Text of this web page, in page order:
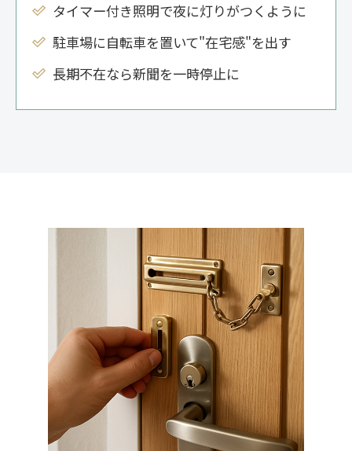
タイマー付き照明で夜に灯りがつくように
駐車場に自転車を置いて"在宅感"を出す
長期不在なら新聞を一時停止に